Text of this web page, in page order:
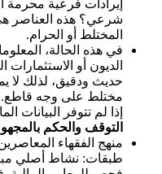
إيرادات فرعية محرمة
شرعي؟ هذه العناصر
المختلط أو الحرام.
في هذه الحالة،
الديون أو الاستثمارات
حديث ودقيق، لذلك لا
مختلط على وجه قاطع.
إذا لم تتوفر البيانات
التوقف والحكم
منهج الفقهاء
طبقات: نشاط أصلي